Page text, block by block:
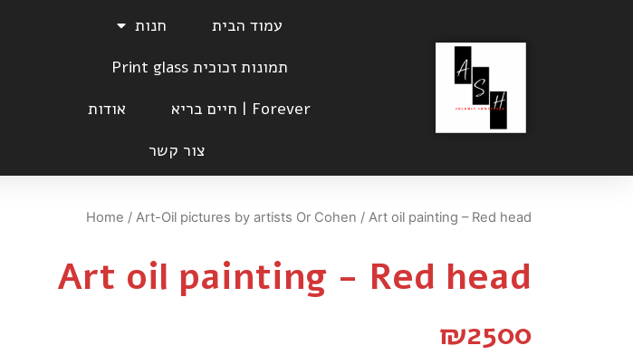
עמוד הבית
חנות
תמונות זכוכית Print glass
Forever | חיים בריא
אודות
צור קשר
Home / Art-Oil pictures by artists Or Cohen / Art oil painting – Red head
Art oil painting - Red head
₪2500